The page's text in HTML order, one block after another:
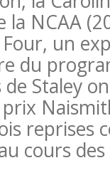
NCAA
un
du
Staley
reprises
cours